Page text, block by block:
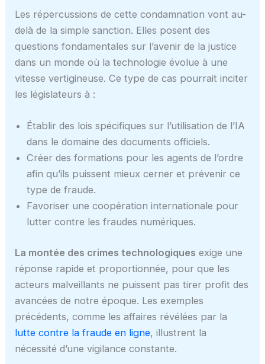
Les répercussions de cette condamnation vont au-
delà de la simple sanction. Elles posent des
questions fondamentales sur l’avenir de la justice
dans un monde où la technologie évolue à une
vitesse vertigineuse. Ce type de cas pourrait inciter
les législateurs à :
Établir des lois spécifiques sur l’utilisation de l’IA
dans le domaine des documents officiels.
Créer des formations pour les agents de l’ordre
afin qu’ils puissent mieux cerner et prévenir ce
type de fraude.
Favoriser une coopération internationale pour
lutter contre les fraudes numériques.
La montée des crimes technologiques exige une
réponse rapide et proportionnée, pour que les
acteurs malveillants ne puissent pas tirer profit des
avancées de notre époque. Les exemples
précédents, comme les affaires révélées par la
lutte contre la fraude en ligne, illustrent la
nécessité d’une vigilance constante.